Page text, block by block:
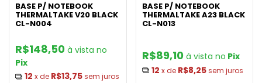
BASE P/ NOTEBOOK
THERMALTAKE V20 BLACK
CL-N004
R$148,50
Pix
12 x de R$13,75sem juros
BASE P/ NOTEBOOK
THERMALTAKE A23 BLACK
CL-N013
R$89,10
Pix
12 x de R$8,25 sem juros